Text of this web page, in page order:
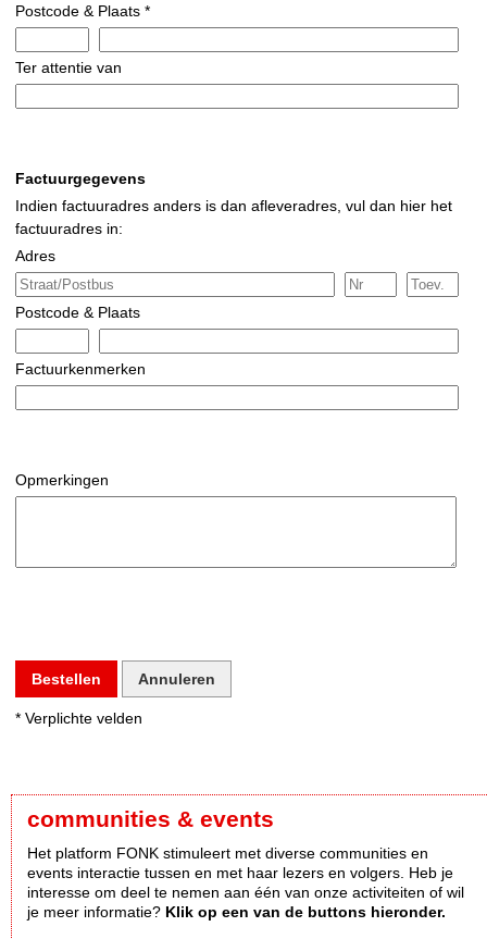
Postcode & Plaats *
Ter attentie van
Factuurgegevens
Indien factuuradres anders is dan afleveradres, vul dan hier het
factuuradres in:
Adres
Postcode & Plaats
Factuurkenmerken
Opmerkingen
Bestellen Annuleren
* Verplichte velden
communities & events
Het platform FONK stimuleert met diverse communities en
events interactie tussen en met haar lezers en volgers. Heb je
interesse om deel te nemen aan één van onze activiteiten of wil
je meer informatie? Klik op een van de buttons hieronder.